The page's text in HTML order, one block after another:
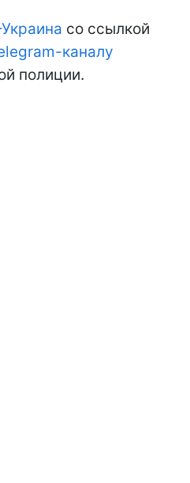
со ссылкой
каналу
полиции.